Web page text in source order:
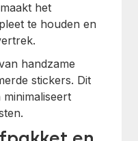
het
te houden en
handzame
stickers. Dit